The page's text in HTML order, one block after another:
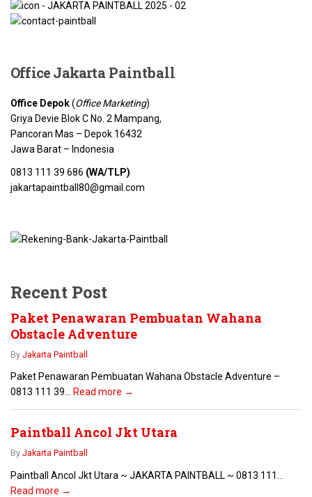
Office JakartaPaintball
Office Depok(Office Marketing)
Griya Devie Blok C No. 2 Mampang,
Pancoran Mas – Depok 16432
Jawa Barat – Indonesia
0813 111 39 686 (WA/TLP)
jakartapaintball80@gmail.com
Recent Post
Paket Penawaran Pembuatan Wahana
Obstacle Adventure
By Jakarta Paintball
Paket Penawaran Pembuatan Wahana Obstacle Adventure –
0813 111 39...
Read more →
Paintball Ancol Jkt Utara
By Jakarta Paintball
Paintball Ancol Jkt Utara ~ JAKARTA PAINTBALL ~ 0813 111...
Read more →